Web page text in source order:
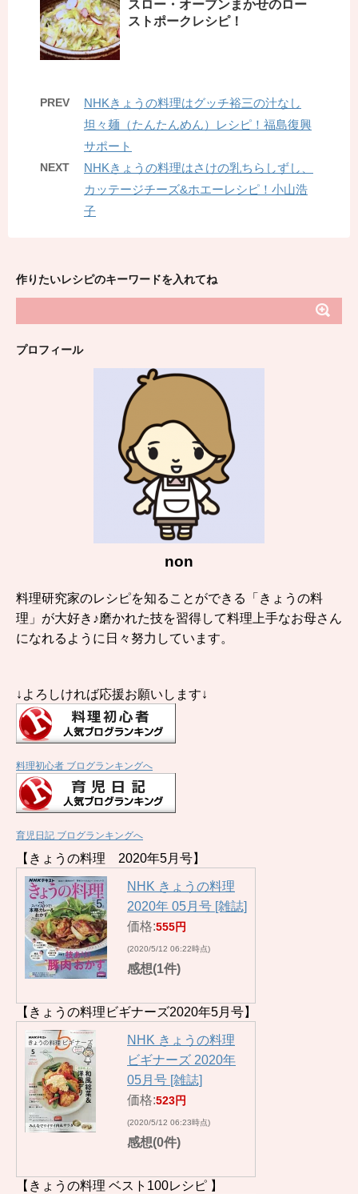
スロー・オーブンまかせのロー
ストポークレシピ！
PREV
NHKきょうの料理はグッチ裕三の汁なし
坦々麺（たんたんめん）レシピ！福島復興
サポート
NEXT
NHKきょうの料理はさけの乳ちらしずし、
カッテージチーズ&ホエーレシピ！小山浩
子
作りたいレシピのキーワードを入れてね
プロフィール
non
料理研究家のレシピを知ることができる「きょうの料
理」が大好き♪磨かれた技を習得して料理上手なお母さん
になれるように日々努力しています。
↓よろしければ応援お願いします↓
料理初心者 ブログランキングへ
育児日記 ブログランキングへ
【きょうの料理 2020年5月号】
NHK きょうの料理
2020年 05月号 [雑誌]
価格:555円
(2020/5/12 06:22時点)
感想(1件)
【きょうの料理ビギナーズ2020年5月号】
NHK きょうの料理
ビギナーズ 2020年
05月号 [雑誌]
価格:523円
(2020/5/12 06:23時点)
感想(0件)
【きょうの料理 ベスト100レシピ 】